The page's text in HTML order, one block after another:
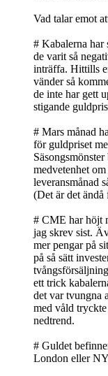
Vad talar emot
# Kabalerna har
de varit så
inträffa. Hittills
vänder så
de inte har gett
stigande
# Mars månad
för guldpriset
medvetenhet
leveransmånad
(Det är det
# CME har höjt
jag skrev sist.
mer pengar på
på så sätt
ett trick
det var tvungna
med våld
nedtrend.
# Guldet
London eller